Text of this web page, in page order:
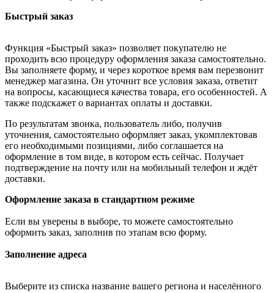
Быстрый заказ
Функция «Быстрый заказ» позволяет покупателю не
проходить всю процедуру оформления заказа самостоятельно.
Вы заполняете форму, и через короткое время вам перезвонит
менеджер магазина. Он уточнит все условия заказа, ответит
на вопросы, касающиеся качества товара, его особенностей. А
также подскажет о вариантах оплаты и доставки.
По результатам звонка, пользователь либо, получив
уточнения, самостоятельно оформляет заказ, укомплектовав
его необходимыми позициями, либо соглашается на
оформление в том виде, в котором есть сейчас. Получает
подтверждение на почту или на мобильный телефон и ждёт
доставки.
Оформление заказа в стандартном режиме
Если вы уверены в выборе, то можете самостоятельно
оформить заказ, заполнив по этапам всю форму.
Заполнение адреса
Выберите из списка название вашего региона и населённого